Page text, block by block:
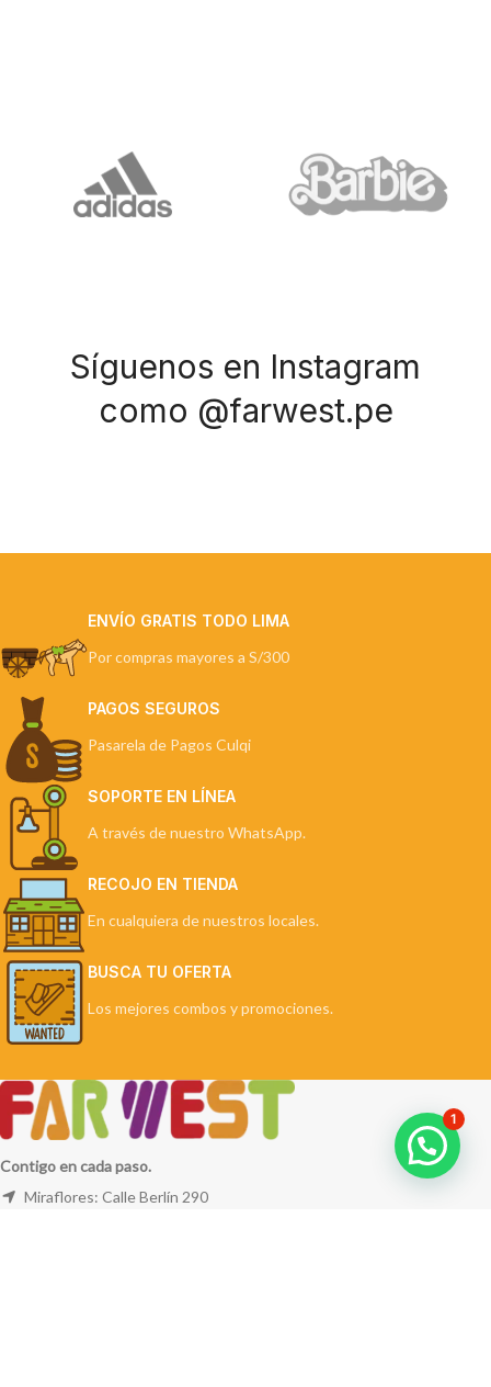
Síguenos en Instagram
como @farwest.pe
ENVÍO GRATIS TODO LIMA
Por compras mayores a S/300
PAGOS SEGUROS
Pasarela de Pagos Culqi
SOPORTE EN LÍNEA
A través de nuestro WhatsApp.
RECOJO EN TIENDA
En cualquiera de nuestros locales.
BUSCA TU OFERTA
Los mejores combos y promociones.
Contigo en cada paso.
Miraflores: Calle Berlín 290
1